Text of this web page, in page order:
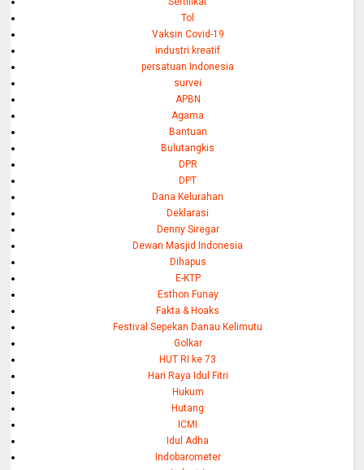
Tol
Vaksin Covid-19
industri kreatif
persatuan Indonesia
survei
APBN
Agama
Bantuan
Bulutangkis
DPR
DPT
Dana Kelurahan
Deklarasi
Denny Siregar
Dewan Masjid Indonesia
Dihapus
E-KTP
Esthon Funay
Fakta & Hoaks
Festival Sepekan Danau Kelimutu
Golkar
HUT RI ke 73
Hari Raya Idul Fitri
Hukum
Hutang
ICMI
Idul Adha
Indobarometer